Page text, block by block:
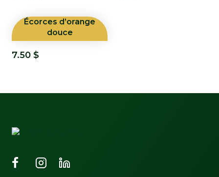
Écorces d’orange
douce
7.50 $